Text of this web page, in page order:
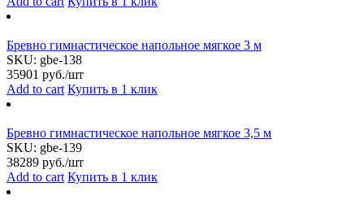
Бревно гимнастическое напольное мягкое 3 м
SKU: gbe-138
35901 руб./шт
Add to cart Купить в 1 клик
Бревно гимнастическое напольное мягкое 3,5 м
SKU: gbe-139
38289 руб./шт
Add to cart Купить в 1 клик